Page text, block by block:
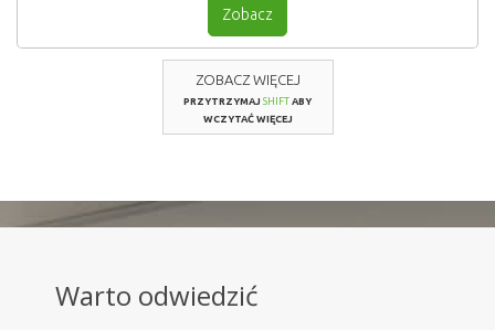
Zobacz
ZOBACZ WIĘCEJ
PRZYTRZYMAJ SHIFT ABY
WCZYTAĆ WIĘCEJ
Warto odwiedzić